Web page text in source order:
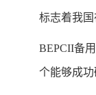
标志着我
BEPCII备
个能够成